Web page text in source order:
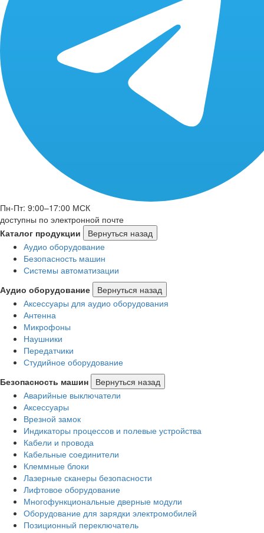
Пн-Пт: 9:00–17:00 МСК
доступны по электронной почте
Каталог продукции
Вернуться назад
Аудио оборудование
Безопасность машин
Системы автоматизации
Аудио оборудование
Вернуться назад
Аксессуары для аудио оборудования
Антенна
Микрофоны
Наушники
Передатчики
Студийное оборудование
Безопасность машин
Вернуться назад
Аварийные выключатели
Аксессуары
Врезной замок
Индикаторы процессов и полевые устройства
Кабели и провода
Кабельные соединители
Клеммные блоки
Лазерные сканеры безопасности
Лифтовое оборудование
Многофункциональные дверные модули
Оборудование для зарядки электромобилей
Позиционный переключатель